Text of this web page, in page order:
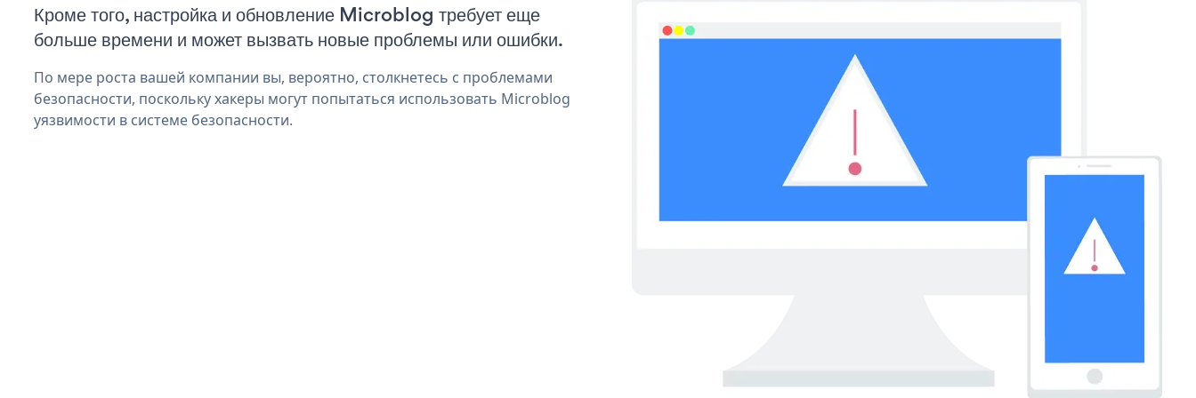
Кроме того, настройка и обновление Microblog требует еще
больше времени и может вызвать новые проблемы или ошибки.
По мере роста вашей компании вы, вероятно, столкнетесь с проблемами
безопасности, поскольку хакеры могут попытаться использовать Microblog
уязвимости в системе безопасности.